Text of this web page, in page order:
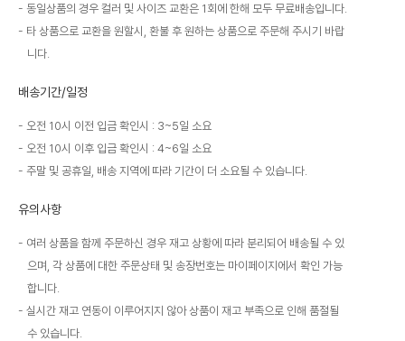
동일상품의 경우 컬러 및 사이즈 교환은 1회에 한해 모두 무료배송입니다.
타 상품으로 교환을 원할시, 환불 후 원하는 상품으로 주문해 주시기 바랍
니다.
배송기간/일정
오전 10시 이전 입금 확인시 : 3~5일 소요
오전 10시 이후 입금 확인시 : 4~6일 소요
주말 및 공휴일, 배송 지역에 따라 기간이 더 소요될 수 있습니다.
유의사항
여러 상품을 함께 주문하신 경우 재고 상황에 따라 분리되어 배송될 수 있
으며, 각 상품에 대한 주문상태 및 송장번호는 마이페이지에서 확인 가능
합니다.
실시간 재고 연동이 이루어지지 않아 상품이 재고 부족으로 인해 품절될
수 있습니다.